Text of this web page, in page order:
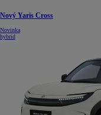
Nový Yaris Cross
Novinka
hybrid